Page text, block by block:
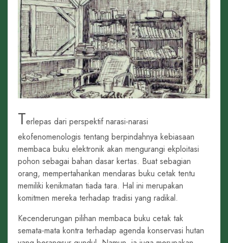
Terlepas dari perspektif narasi-narasi
ekofenomenologis tentang berpindahnya kebiasaan
membaca buku elektronik akan mengurangi ekploitasi
pohon sebagai bahan dasar kertas. Buat sebagian
orang, mempertahankan mendaras buku cetak tentu
memiliki kenikmatan tiada tara. Hal ini merupakan
komitmen mereka terhadap tradisi yang radikal.
Kecenderungan pilihan membaca buku cetak tak
semata-mata kontra terhadap agenda konservasi hutan